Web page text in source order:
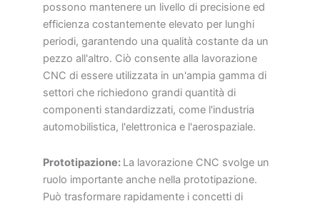
possono mantenere un livello di precisione ed
efficienza costantemente elevato per lunghi
periodi, garantendo una qualità costante da un
pezzo all'altro. Ciò consente alla lavorazione
CNC di essere utilizzata in un'ampia gamma di
settori che richiedono grandi quantità di
componenti standardizzati, come l'industria
automobilistica, l'elettronica e l'aerospaziale.
Prototipazione: La lavorazione CNC svolge un
ruolo importante anche nella prototipazione.
Può trasformare rapidamente i concetti di